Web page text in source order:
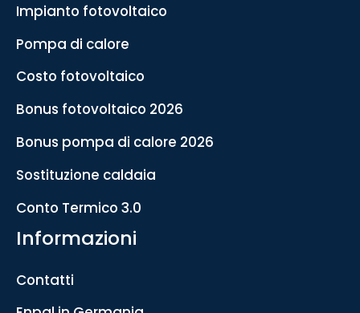
Impianto fotovoltaico
Pompa di calore
Costo fotovoltaico
Bonus fotovoltaico 2026
Bonus pompa di calore 2026
Sostituzione caldaia
Conto Termico 3.0
Informazioni
Contatti